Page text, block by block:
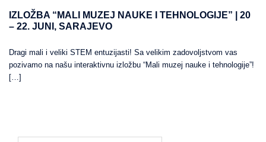
IZLOŽBA “MALI MUZEJ NAUKE I TEHNOLOGIJE” | 20
– 22. JUNI, SARAJEVO
Dragi mali i veliki STEM entuzijasti! Sa velikim zadovoljstvom vas
pozivamo na našu interaktivnu izložbu “Mali muzej nauke i tehnologije”!
[…]